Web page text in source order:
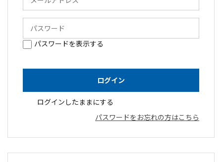
パスワードを表示する
ログインしたままにする
パスワードをお忘れの方はこちら